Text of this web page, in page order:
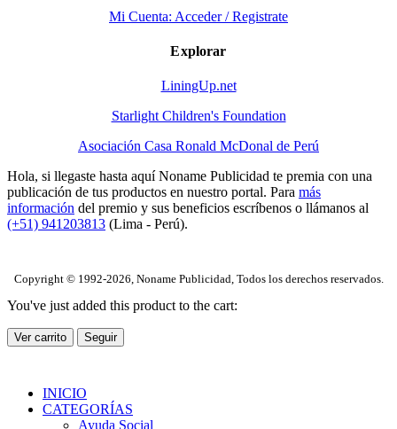
Mi Cuenta: Acceder / Registrate
Explorar
LiningUp.net
Starlight Children's Foundation
Asociación Casa Ronald McDonal de Perú
Hola, si llegaste hasta aquí Noname Publicidad te premia con una
publicación de tus productos en nuestro portal. Para más
información del premio y sus beneficios escríbenos o llámanos al
(+51) 941203813 (Lima - Perú).
Copyright © 1992-2026, Noname Publicidad, Todos los derechos reservados.
You've just added this product to the cart:
Ver carrito Seguir
INICIO
CATEGORÍAS
Ayuda Social